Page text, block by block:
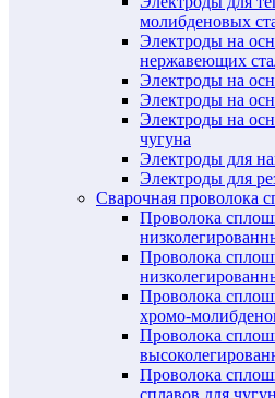
молибденовых
Электроды на
нержавеющих
Электроды на
Электроды на
Электроды на
чугуна
Электроды для
Электроды для
Сварочная проволока
Проволока
Проволока
Проволока
хромо-
Проволока
Проволока
сплавов для